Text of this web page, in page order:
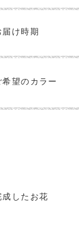
届け時期
希望のカラー
成したお花